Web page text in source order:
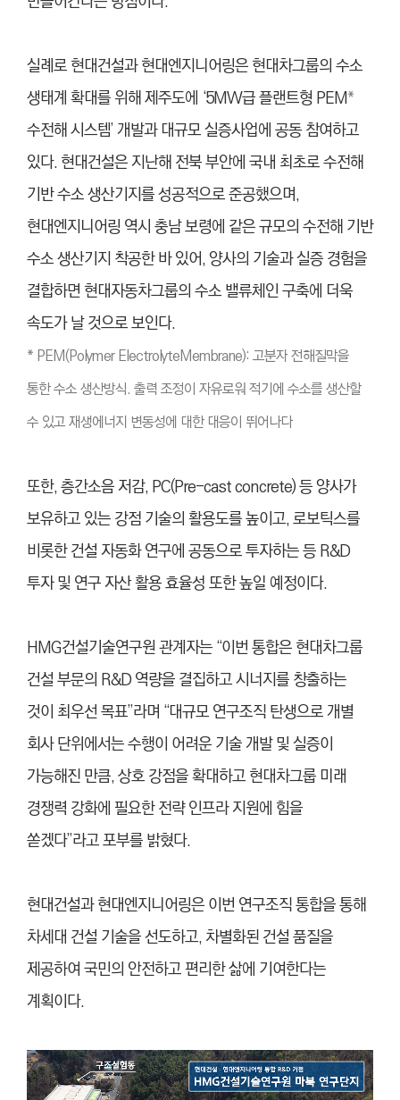
실례로 현대건설과 현대엔지니어링은 현대차그룹의 수소
생태계 확대를 위해 제주도에 ‘5MW급 플랜트형 PEM*
수전해 시스템’ 개발과 대규모 실증사업에 공동 참여하고
있다. 현대건설은 지난해 전북 부안에 국내 최초로 수전해
기반 수소 생산기지를 성공적으로 준공했으며,
현대엔지니어링 역시 충남 보령에 같은 규모의 수전해 기반
수소 생산기지 착공한 바 있어, 양사의 기술과 실증 경험을
결합하면 현대자동차그룹의 수소 밸류체인 구축에 더욱
속도가 날 것으로 보인다.
* PEM(Polymer ElectrolyteMembrane): 고분자 전해질막을
통한 수소 생산방식. 출력 조정이 자유로워 적기에 수소를 생산할
수 있고 재생에너지 변동성에 대한 대응이 뛰어나다
또한, 층간소음 저감, PC(Pre-cast concrete) 등 양사가
보유하고 있는 강점 기술의 활용도를 높이고, 로보틱스를
비롯한 건설 자동화 연구에 공동으로 투자하는 등 R&D
투자 및 연구 자산 활용 효율성 또한 높일 예정이다.
HMG건설기술연구원 관계자는 “이번 통합은 현대차그룹
건설 부문의 R&D 역량을 결집하고 시너지를 창출하는
것이 최우선 목표”라며 “대규모 연구조직 탄생으로 개별
회사 단위에서는 수행이 어려운 기술 개발 및 실증이
가능해진 만큼, 상호 강점을 확대하고 현대차그룹 미래
경쟁력 강화에 필요한 전략 인프라 지원에 힘을
쏟겠다”라고 포부를 밝혔다.
현대건설과 현대엔지니어링은 이번 연구조직 통합을 통해
차세대 건설 기술을 선도하고, 차별화된 건설 품질을
제공하여 국민의 안전하고 편리한 삶에 기여한다는
계획이다.